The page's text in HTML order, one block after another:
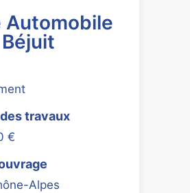
Automobile
travaux
€
Alpes